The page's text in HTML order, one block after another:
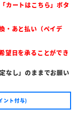
カートはこちら」ボタ
・あと払い（ペイデ
望日を承ることができ
なし」のままでお願い
ント付与)